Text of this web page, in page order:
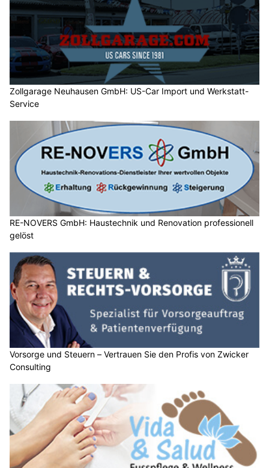
Zollgarage Neuhausen GmbH: US-Car Import und Werkstatt-
Service
RE-NOVERS GmbH: Haustechnik und Renovation professionell
gelöst
Vorsorge und Steuern – Vertrauen Sie den Profis von Zwicker
Consulting